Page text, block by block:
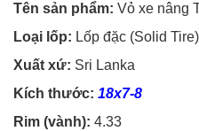
Tên sản phẩm: Vỏ xe nâng
Loại lốp: Lốp đặc (Solid Tire)
Xuất xứ: Sri Lanka
Kích thước: 18x7-8
Rim (vành): 4.33